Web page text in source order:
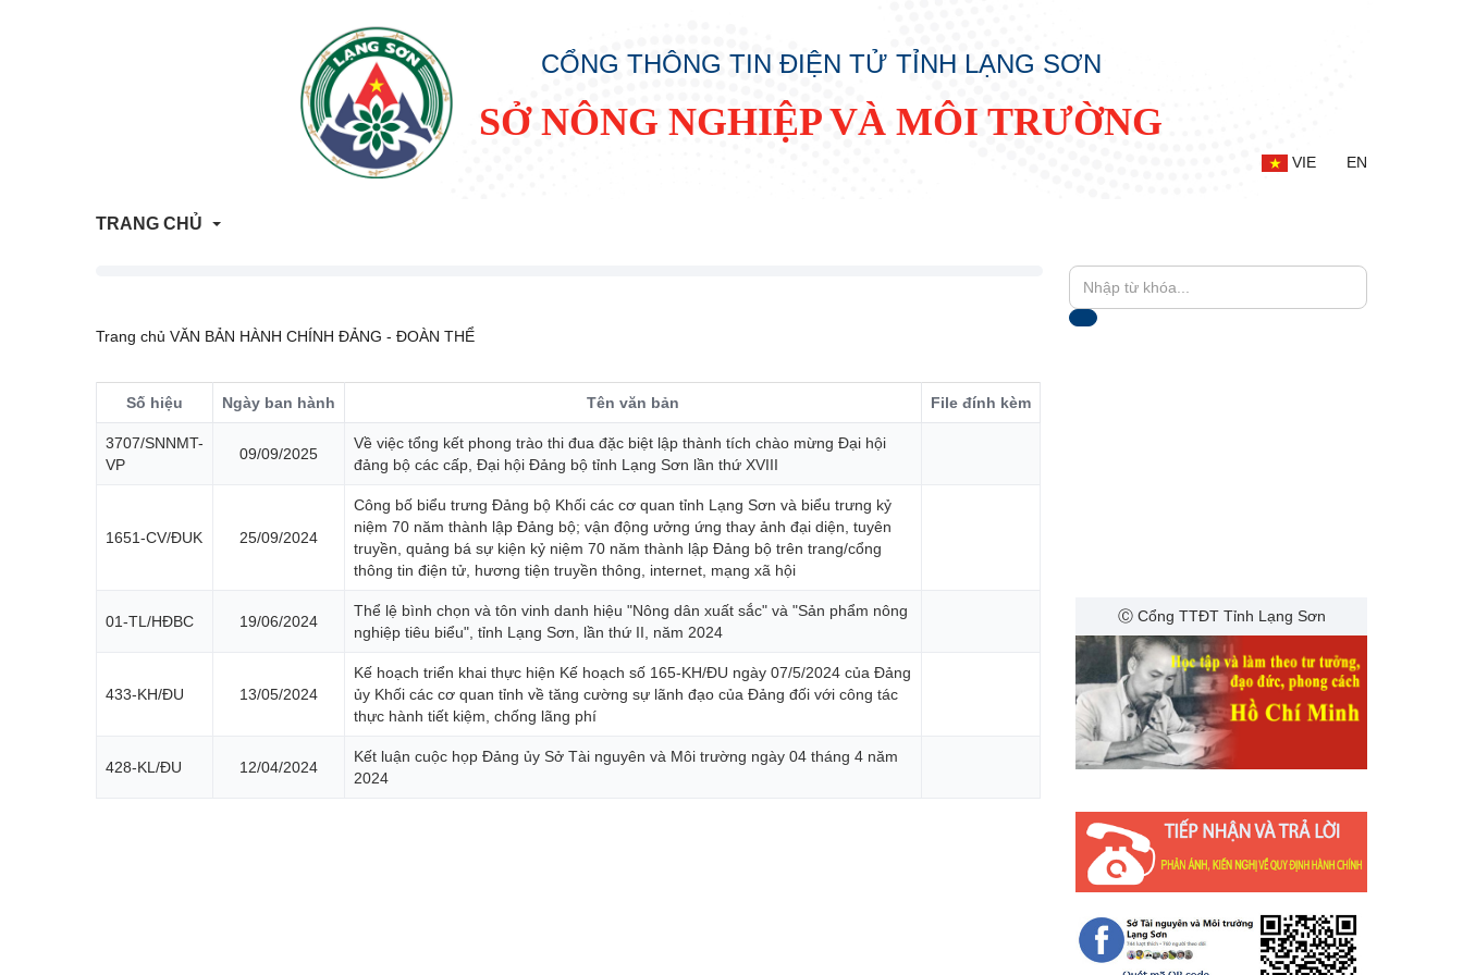
CỔNG THÔNG TIN ĐIỆN TỬ TỈNH LẠNG SƠN
SỞ NÔNG NGHIỆP VÀ MÔI TRƯỜNG
VIE EN
TRANG CHỦ
Thông tin Quy hoạch - Kế hoạch sử dụng đất
Trả lời vướng mắc người dân, doanh nghiệp
Trang tham vấn đánh giá tác động môi trường
Tuyển dụng
Thông báo hoạt động sản xuất kinh doanh
Kỷ niệm 80 năm Ngày truyền thống Ngành Nông nghiệp và Môi trường
Trang chủ VĂN BẢN HÀNH CHÍNH ĐẢNG - ĐOÀN THỂ
Số hiệu Ngày ban hành Tên văn bản File đính kèm
3707/SNNMT-
VP
09/09/2025
Về việc tổng kết phong trào thi đua đặc biệt lập thành tích chào mừng Đại hội
đảng bộ các cấp, Đại hội Đảng bộ tỉnh Lạng Sơn lần thứ XVIII
1651-CV/ĐUK 25/09/2024
Công bố biểu trưng Đảng bộ Khối các cơ quan tỉnh Lạng Sơn và biểu trưng kỷ
niệm 70 năm thành lập Đảng bộ; vận động ưởng ứng thay ảnh đại diện, tuyên
truyền, quảng bá sự kiện kỷ niệm 70 năm thành lập Đảng bộ trên trang/cổng
thông tin điện tử, hương tiện truyền thông, internet, mạng xã hội
01-TL/HĐBC 19/06/2024
Thể lệ bình chọn và tôn vinh danh hiệu "Nông dân xuất sắc" và "Sản phẩm nông
nghiệp tiêu biểu", tỉnh Lạng Sơn, lần thứ II, năm 2024
433-KH/ĐU 13/05/2024
Kế hoạch triển khai thực hiện Kế hoạch số 165-KH/ĐU ngày 07/5/2024 của Đảng
ủy Khối các cơ quan tỉnh về tăng cường sự lãnh đạo của Đảng đối với công tác
thực hành tiết kiệm, chống lãng phí
428-KL/ĐU 12/04/2024
Kết luận cuộc họp Đảng ủy Sở Tài nguyên và Môi trường ngày 04 tháng 4 năm
2024
Ⓒ Cổng TTĐT Tỉnh Lạng Sơn